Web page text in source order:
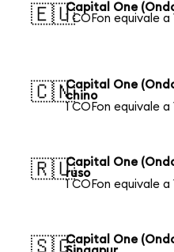
🇪🇺Capital One
1 COFon equivale a
🇨🇳Capital One
chino
1 COFon equivale a
🇷🇺Capital One
ruso
1 COFon equivale a
🇸🇬Capital One